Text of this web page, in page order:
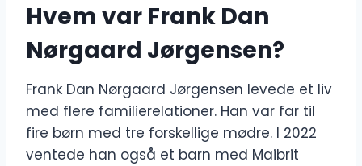
Hvem var Frank Dan
Nørgaard Jørgensen?
Frank Dan Nørgaard Jørgensen levede et liv
med flere familierelationer. Han var far til
fire børn med tre forskellige mødre. I 2022
ventede han også et barn med Maibrit